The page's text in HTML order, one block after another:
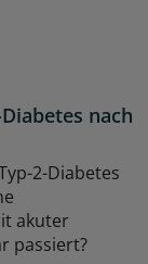
nach
2-Diabetes
akuter
passiert?